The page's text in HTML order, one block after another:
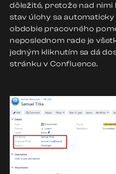
dôležité, pretože nad nimi
stav úlohy sa
obdobie pracovného
neposlednom rade je
jedným kliknutím sa dá
stránku v Confluence.